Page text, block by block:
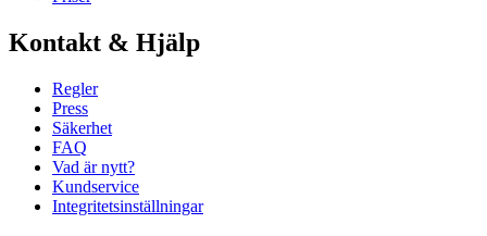
Kontakt & Hjälp
Regler
Press
Säkerhet
FAQ
Vad är nytt?
Kundservice
Integritetsinställningar